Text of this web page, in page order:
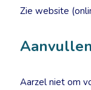
Zie website
Aarzel niet om